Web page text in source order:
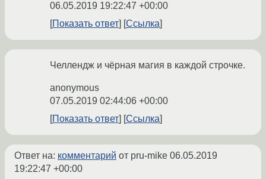
06.05.2019 19:22:47 +00:00
Показать ответ
Ссылка
Челлендж и чёрная магия в каждой строчке.
anonymous
07.05.2019 02:44:06 +00:00
Показать ответ
Ссылка
Ответ на: комментарий от pru-mike 06.05.2019
19:22:47 +00:00